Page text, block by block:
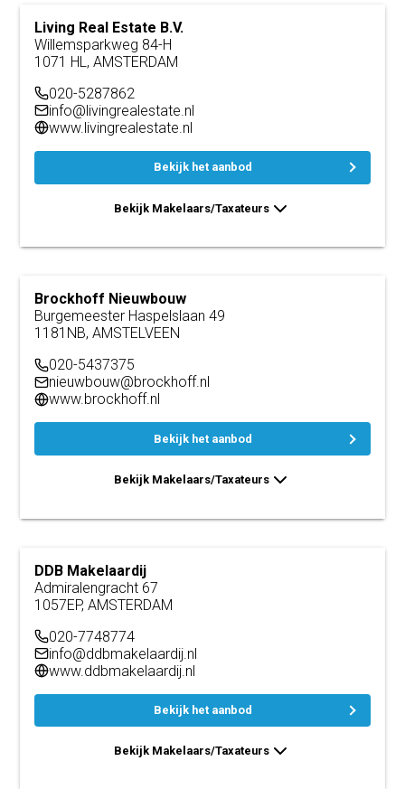
Living Real Estate B.V.
Willemsparkweg 84-H
1071 HL, AMSTERDAM
020-5287862
info@livingrealestate.nl
www.livingrealestate.nl
Bekijk het aanbod
Bekijk Makelaars/Taxateurs
Brockhoff Nieuwbouw
Burgemeester Haspelslaan 49
1181NB, AMSTELVEEN
020-5437375
nieuwbouw@brockhoff.nl
www.brockhoff.nl
Bekijk het aanbod
Bekijk Makelaars/Taxateurs
DDB Makelaardij
Admiralengracht 67
1057EP, AMSTERDAM
020-7748774
info@ddbmakelaardij.nl
www.ddbmakelaardij.nl
Bekijk het aanbod
Bekijk Makelaars/Taxateurs